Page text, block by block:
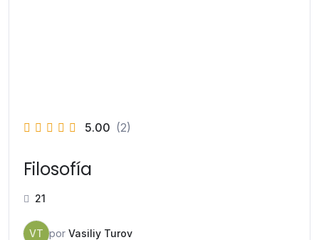
5.00 (2)
Filosofía
21
VT por Vasiliy Turov